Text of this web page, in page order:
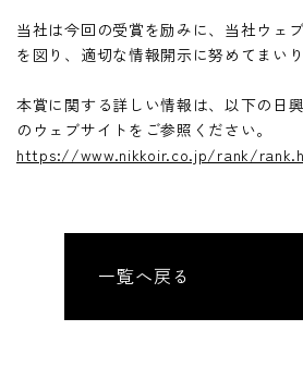
報開示方針
子公告
語集
当社は今回の受賞を励みに、当社ウェ
を図り、適切な情報開示に努めてまいり
本賞に関する詳しい情報は、以下の日
のウェブサイトをご参照ください。
https://www.nikkoir.co.jp/rank/
一覧へ戻る